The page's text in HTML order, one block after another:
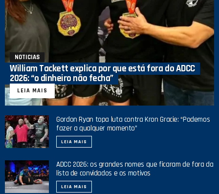
NOTICIAS
William Tackett explica por que está fora do ADCC
2026: “o dinheiro não fecha”
LEIA MAIS
Gordon Ryan topa luta contra Kron Gracie: “Podemos
fazer a qualquer momento”
LEIA MAIS
ADCC 2026: os grandes nomes que ficaram de fora da
lista de convidados e os motivos
LEIA MAIS